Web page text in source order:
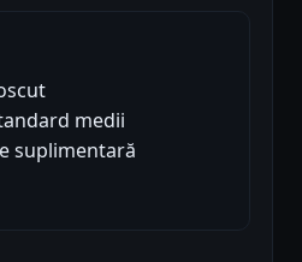
medii
suplimentară